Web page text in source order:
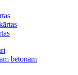
betonam